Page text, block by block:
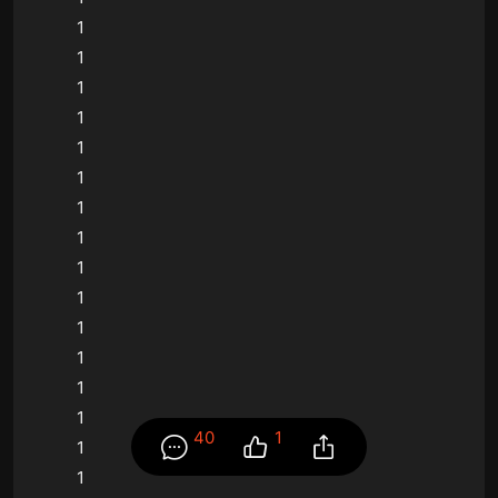
1
1
1
1
1
1
1
1
1
1
1
1
1
1
1
1
40 1